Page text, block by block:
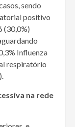
sendo
positivo
(30,0%)
Influenza
respiratório
na rede